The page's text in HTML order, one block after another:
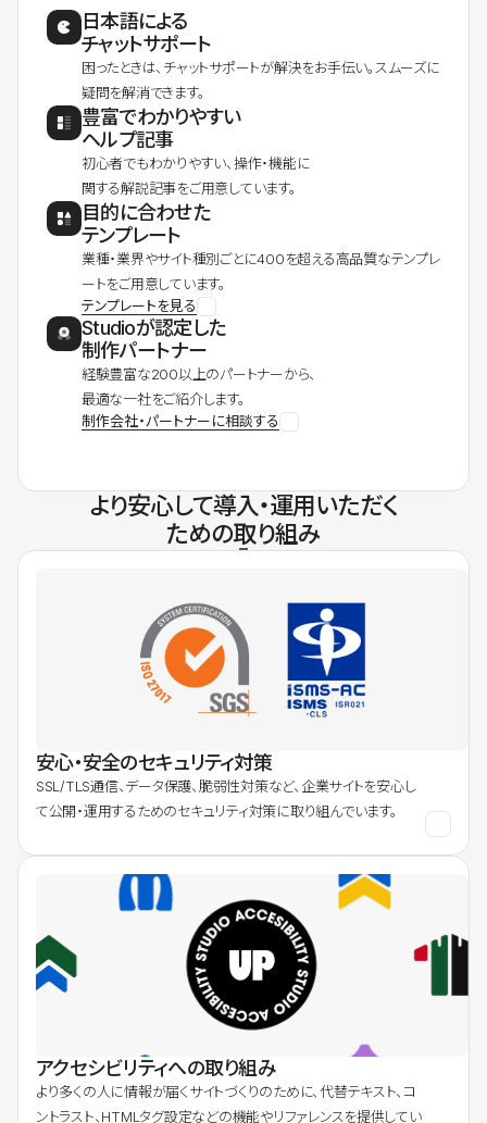
日本語による
チャットサポート
困ったときは、チャットサポートが解決をお手伝い。スムーズに
疑問を解消できます。
豊富でわかりやすい
ヘルプ記事
初心者でもわかりやすい、操作・機能に
関する解説記事をご用意しています。
目的に合わせた
テンプレート
業種・業界やサイト種別ごとに400を超える高品質なテンプレ
ートをご用意しています。
テンプレートを見る
Studioが認定した
制作パートナー
経験豊富な200以上のパートナーから、
最適な一社をご紹介します。
制作会社・パートナーに相談する
より安心して導入・運用いただく
ための取り組み
安心・安全のセキュリティ対策
SSL/TLS通信、データ保護、脆弱性対策など、企業サイトを安心し
て公開・運用するためのセキュリティ対策に取り組んでいます。
アクセシビリティへの取り組み
より多くの人に情報が届くサイトづくりのために、代替テキスト、コ
ントラスト、HTMLタグ設定などの機能やリファレンスを提供してい